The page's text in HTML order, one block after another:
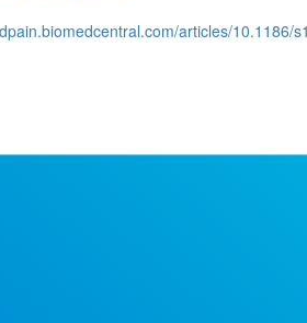
articles/10.1186/